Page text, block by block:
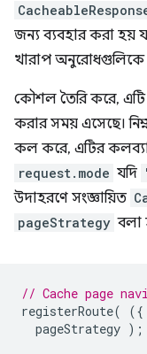
জন্য ব্যবহার করা হয়
খারাপ অনুরোধগুলিকে
কৌশল তৈরি করে, এটি
করার সময় এসেছে।
কল করে, এটির
request.mode যদি
উদাহরণে সংজ্ঞায়িত
pageStrategy বলা
// Cache page
registerRoute( ({
pageStrategy );